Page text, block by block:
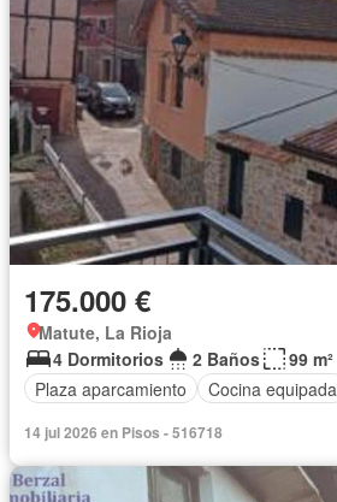
175.000 €
Matute, La Rioja
4 Dormitorios
2 Baños
99 m²
Plaza aparcamiento
Cocina equipada
14 jul 2026 en Pisos - 516718